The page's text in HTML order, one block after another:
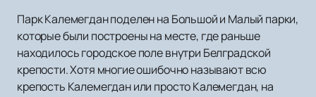
Парк Калемегдан поделен на Большой и Малый парки,
которые были построены на месте, где раньше
находилось городское поле внутри Белградской
крепости. Хотя многие ошибочно называют всю
крепость Калемегдан или просто Калемегдан, на